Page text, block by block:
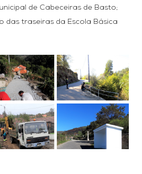
de Cabeceiras de Basto;
das traseiras da Escola Básica